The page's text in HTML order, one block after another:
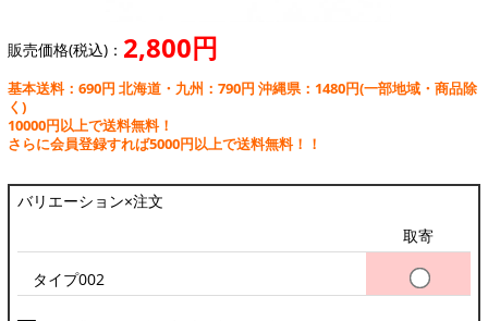
販売価格(税込)： 2,800円
基本送料：690円 北海道・九州：790円 沖縄県：1480円(一部地域・商品除
く)
10000円以上で送料無料！
さらに会員登録すれば5000円以上で送料無料！！
バリエーション×注文
取寄
タイプ002